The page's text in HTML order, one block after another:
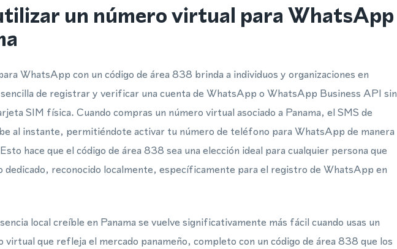
un número virtual para WhatsApp
WhatsApp con un código de área 838 brinda a individuos y organizaciones en
de registrar y verificar una cuenta de WhatsApp o WhatsApp Business API sin
SIM física. Cuando compras un número virtual asociado a Panama, el SMS de
al instante, permitiéndote activar tu número de teléfono para WhatsApp de manera
hace que el código de área 838 sea una elección ideal para cualquier persona que
dedicado, reconocido localmente, específicamente para el registro de WhatsApp en
local creíble en Panama se vuelve significativamente más fácil cuando usas un
virtual que refleja el mercado panameño, completo con un código de área 838 que los